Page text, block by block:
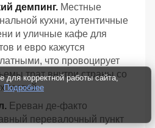
демпинг. Местные
кухни, аутентичные
и уличные кафе для
и евро кажутся
что провоцирует
трат внутри страны со
гостей
Ереван де-факто
перевалочный пункт
корректной работы сайта,
Подробнее